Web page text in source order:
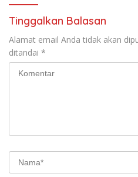
Tinggalkan Balasan
Alamat email Anda tidak akan
ditandai *